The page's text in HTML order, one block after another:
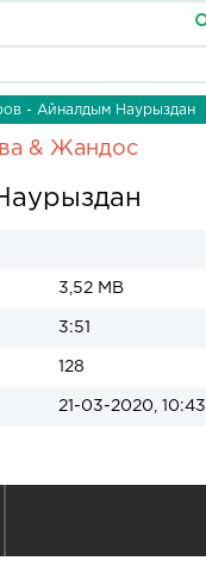
- Айналдым Наурыздан
& Жандос
3,52 MB
3:51
128
21-03-2020, 10:43